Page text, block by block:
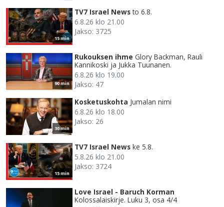
15 min
TV7 Israel News to 6.8.
6.8.26 klo 21.00
Jakso: 3725
90 min
Rukouksen ihme Glory Backman, Rauli
Kannikoski ja Jukka Tuunanen.
6.8.26 klo 19.00
Jakso: 47
30 min
Kosketuskohta Jumalan nimi
6.8.26 klo 18.00
Jakso: 26
15 min
TV7 Israel News ke 5.8.
5.8.26 klo 21.00
Jakso: 3724
Love Israel - Baruch Korman
Kolossalaiskirje. Luku 3, osa 4/4